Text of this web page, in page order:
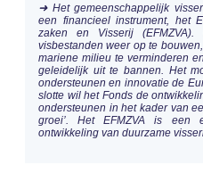
➜ Het gemeenschappelijk
een financieel instrument, het
zaken en Visserij
visbestanden weer op te
mariene milieu te verminderen
geleidelijk uit te bannen. Het
ondersteunen en innovatie de
slotte wil het Fonds de
ondersteunen in het kader van
groei’. Het EFMZVA is een
ontwikkeling van duurzame